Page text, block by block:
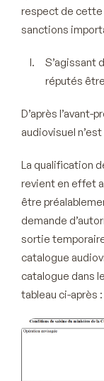
respect de
sanctions
S’agissant
réputés
D’après l’avant-
audiovisuel
La qualification
revient en effet
être
demande
sortie
catalogue
catalogue dans
tableau ci-après :